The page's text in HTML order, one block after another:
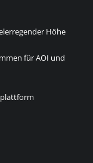
Höhe
für AOI und